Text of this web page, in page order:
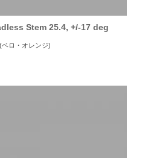
Stem 25.4, +/-17 deg
ベロ・オレンジ)